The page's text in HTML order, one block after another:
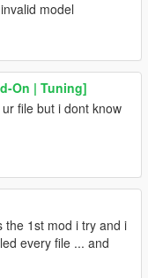
model
On | Tuning]
file but i dont know
the 1st mod i try and i
every file ... and